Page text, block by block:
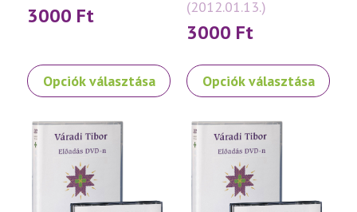
3000 Ft
Opciók választása
Ennek
a
több
variációja
A
változatok
(2012.01.13.)
3000 Ft
Opciók választása
Ennek
a
több
variációja
A
változatok